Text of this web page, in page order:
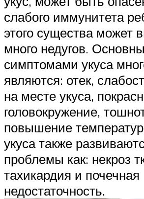
слабого иммунитета
этого существа может
много недугов.
симптомами укуса
являются: отек,
на месте укуса,
головокружение,
повышение
укуса также
проблемы как: некроз
тахикардия и почечная
недостаточность.